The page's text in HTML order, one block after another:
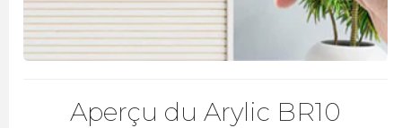
Aperçu du Arylic BR10